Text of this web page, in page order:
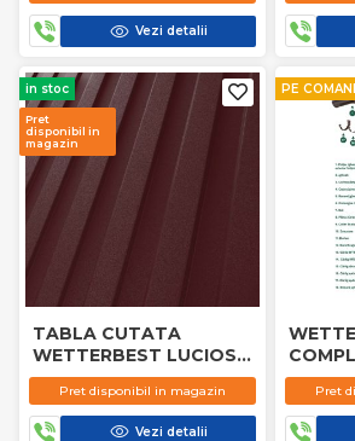
Vezi detalii
in stoc
Pret
disponibil in
magazin
TABLA CUTATA
WETTERBEST LUCIOS
8017
Pret disponibil in magazin
Vezi detalii
PE
Pret